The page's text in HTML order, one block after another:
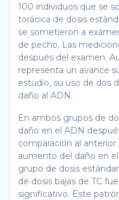
100 individuos que se
torácica de dosis
se sometieron a
de pecho. Las
después del examen.
representa un avance
estudio, su uso de dos
daño al ADN.
En ambos grupos de
daño en el ADN
comparación al
aumento del daño en
grupo de dosis
de dosis bajas de TC
significativo. Este